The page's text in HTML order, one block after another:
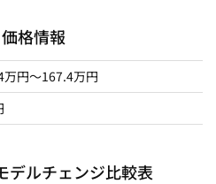
価格情報
万円～167.4万円
デルチェンジ比較表